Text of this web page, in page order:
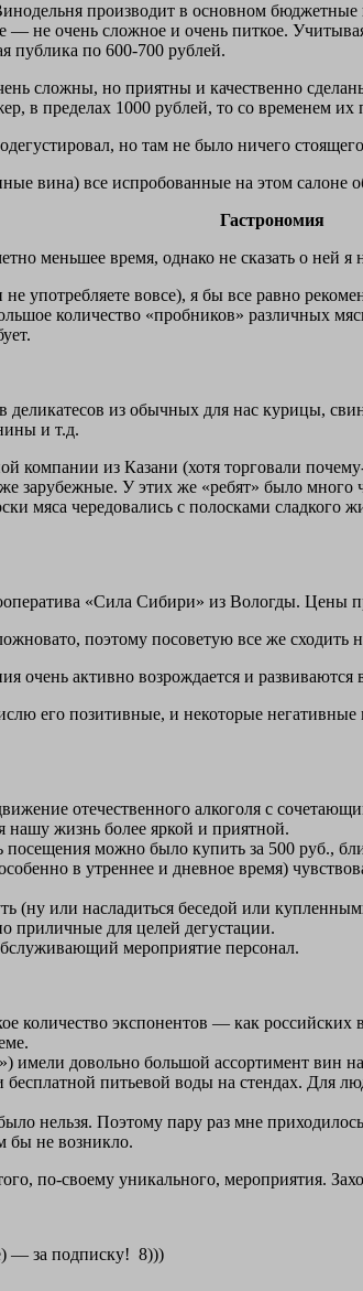
производит в основном
— не очень сложное и очень питкое.
публика по 600-700 рублей.
сложны, но приятны и качественно
в пределах 1000 рублей, то со временем
но там не было ничего
вина) все испробованные на этом
Гастрономия
меньшее время, однако не сказать о ней я
употребляете вовсе), я бы все равно
количество «пробников» различных
из обычных для нас курицы,
и т.д.
компании из Казани (хотя торговали
зарубежные. У этих же «ребят» было много
мяса чередовались с полосками
«Сила Сибири» из Вологды.
поэтому посоветую все же
очень активно возрождается и развиваются
его позитивные, и некоторые
отечественного алкоголя с
нашу жизнь более яркой и приятной.
посещения можно было купить за 500 руб.,
в утреннее и дневное время)
(ну или насладиться беседой или
приличные для целей дегустации.
мероприятие персонал.
экспонентов — как российских
довольно большой ассортимент вин на
бесплатной питьевой воды на стендах. Для
нельзя. Поэтому пару раз мне
бы не возникло.
по-своему уникального, мероприятия.
— за подписку! 8)))